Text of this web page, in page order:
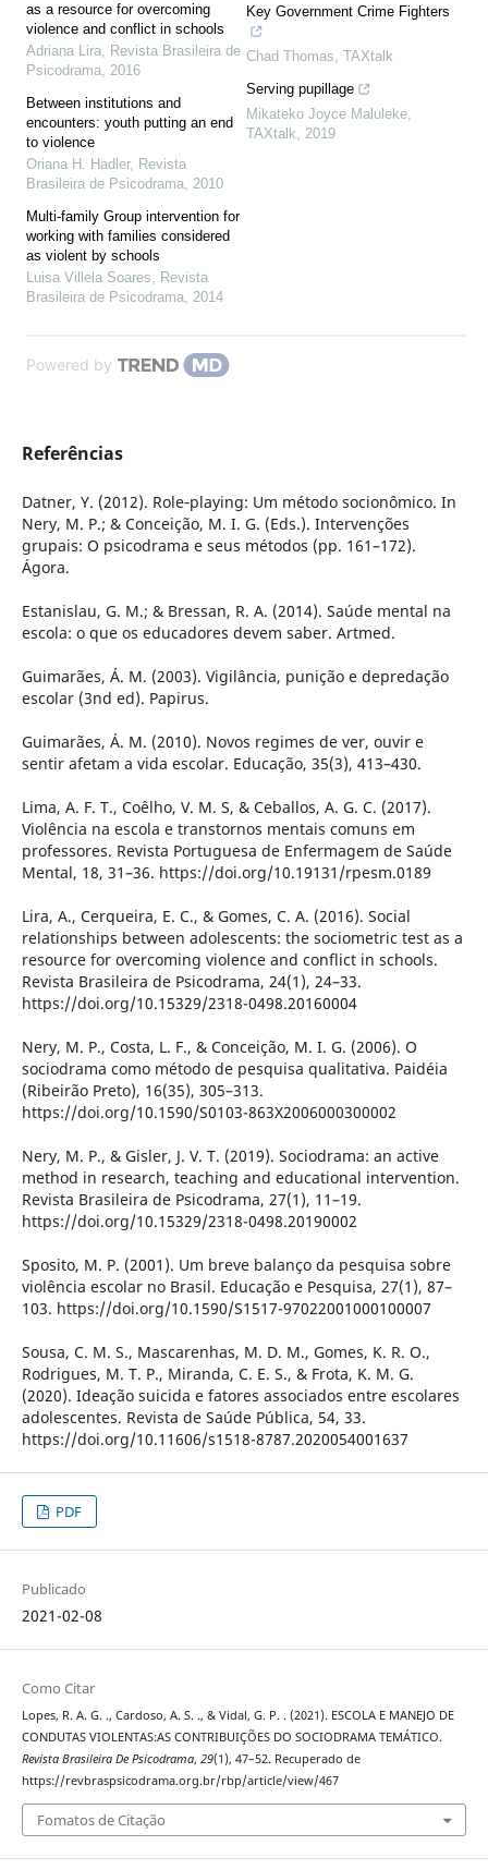
as a resource for overcoming
violence and conflict in schools
Adriana Lira, Revista Brasileira de
Psicodrama, 2016
Between institutions and
encounters: youth putting an end
to violence
Oriana H. Hadler, Revista
Brasileira de Psicodrama, 2010
Multi-family Group intervention for
working with families considered
as violent by schools
Luisa Villela Soares, Revista
Brasileira de Psicodrama, 2014
Key Government Crime Fighters
Chad Thomas, TAXtalk
Serving pupillage
Mikateko Joyce Maluleke,
TAXtalk, 2019
Powered by
Referências
Datner, Y. (2012). Role‑playing: Um método socionômico. In
Nery, M. P.; & Conceição, M. I. G. (Eds.). Intervenções
grupais: O psicodrama e seus métodos (pp. 161–172).
Ágora.
Estanislau, G. M.; & Bressan, R. A. (2014). Saúde mental na
escola: o que os educadores devem saber. Artmed.
Guimarães, Á. M. (2003). Vigilância, punição e depredação
escolar (3nd ed). Papirus.
Guimarães, Á. M. (2010). Novos regimes de ver, ouvir e
sentir afetam a vida escolar. Educação, 35(3), 413–430.
Lima, A. F. T., Coêlho, V. M. S, & Ceballos, A. G. C. (2017).
Violência na escola e transtornos mentais comuns em
professores. Revista Portuguesa de Enfermagem de Saúde
Mental, 18, 31–36. https://doi.org/10.19131/rpesm.0189
Lira, A., Cerqueira, E. C., & Gomes, C. A. (2016). Social
relationships between adolescents: the sociometric test as a
resource for overcoming violence and conflict in schools.
Revista Brasileira de Psicodrama, 24(1), 24–33.
https://doi.org/10.15329/2318-0498.20160004
Nery, M. P., Costa, L. F., & Conceição, M. I. G. (2006). O
sociodrama como método de pesquisa qualitativa. Paidéia
(Ribeirão Preto), 16(35), 305–313.
https://doi.org/10.1590/S0103-863X2006000300002
Nery, M. P., & Gisler, J. V. T. (2019). Sociodrama: an active
method in research, teaching and educational intervention.
Revista Brasileira de Psicodrama, 27(1), 11–19.
https://doi.org/10.15329/2318-0498.20190002
Sposito, M. P. (2001). Um breve balanço da pesquisa sobre
violência escolar no Brasil. Educação e Pesquisa, 27(1), 87–
103. https://doi.org/10.1590/S1517-97022001000100007
Sousa, C. M. S., Mascarenhas, M. D. M., Gomes, K. R. O.,
Rodrigues, M. T. P., Miranda, C. E. S., & Frota, K. M. G.
(2020). Ideação suicida e fatores associados entre escolares
adolescentes. Revista de Saúde Pública, 54, 33.
https://doi.org/10.11606/s1518-8787.2020054001637
PDF
Publicado
2021-02-08
Como Citar
Lopes, R. A. G. ., Cardoso, A. S. ., & Vidal, G. P. . (2021). ESCOLA E MANEJO DE
CONDUTAS VIOLENTAS:AS CONTRIBUIÇÕES DO SOCIODRAMA TEMÁTICO.
Revista Brasileira De Psicodrama, 29(1), 47–52. Recuperado de
https://revbraspsicodrama.org.br/rbp/article/view/467
Fomatos de Citação